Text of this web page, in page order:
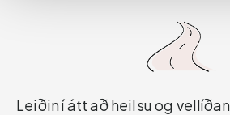
Leiðin í átt að heilsu og